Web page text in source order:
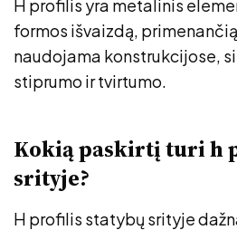
H profilis yra metalinis
formos išvaizdą,
naudojama konstrukcijose,
stiprumo ir tvirtumo.
Kokią paskirtį turi h
srityje?
H profilis statybų srityje